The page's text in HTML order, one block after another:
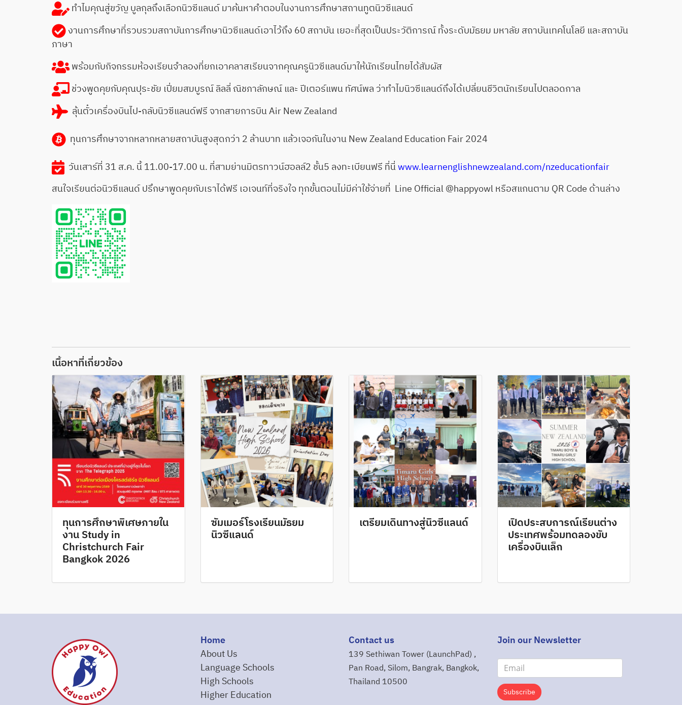
ทำไมคุณสู่ขวัญ บูลกุลถึงเลือกนิวซีแลนด์ มาค้นหาคำตอบในงานการศึกษาสถานทูตนิวซีแลนด์
งานการศึกษาที่รวบรวมสถาบันการศึกษานิวซีแลนด์เอาไว้ถึง 60 สถาบัน เยอะที่สุดเป็นประวัติการณ์ ทั้งระดับมัธยม มหาลัย สถาบันเทคโนโลยี และสถาบัน
ภาษา
พร้อมกับกิจกรรมห้องเรียนจำลองที่ยกเอาคลาสเรียนจากคุณครูนิวซีแลนด์มาให้นักเรียนไทยได้สัมผัส
ช่วงพูดคุยกับคุณปุระชัย เปี่ยมสมบูรณ์ ลิลลี่ ณิชภาลักษณ์ และ ปีเตอร์แพน ทัศน์พล ว่าทำไมนิวซีแลนด์ถึงได้เปลี่ยนชีวิตนักเรียนไปตลอดกาล
ลุ้นตั๋วเครื่องบินไป-กลับนิวซีแลนด์ฟรี จากสายการบิน Air New Zealand
ทุนการศึกษาจากหลากหลายสถาบันสูงสุดกว่า 2 ล้านบาท แล้วเจอกันในงาน New Zealand Education Fair 2024
วันเสาร์ที่ 31 ส.ค. นี้ 11.00-17.00 น. ที่สามย่านมิตรทาวน์ฮอลล์2 ชั้น5 ลงทะเบียนฟรี ที่นี่www.learnenglishnewzealand.com/nzeducationfair
สนใจเรียนต่อนิวซีแลนด์ ปรึกษาพูดคุยกับเราได้ฟรี เอเจนท์ที่จริงใจ ทุกขั้นตอนไม่มีค่าใช้จ่ายที่ Line Official@happyowlหรือสแกนตาม QR Code ด้านล่าง
เนื้อหาที่เกี่ยวข้อง
ทุนการศึกษาพิเศษภายใน
งาน Study in
Christchurch Fair
Bangkok 2026
ซัมเมอร์โรงเรียนมัธยม
นิวซีแลนด์
เตรียมเดินทางสู่นิวซีแลนด์ เปิดประสบการณ์เรียนต่าง
ประเทศพร้อมทดลองขับ
เครื่องบินเล็ก
Home
About Us
Language Schools
High Schools
Higher Education
Contact us
139 Sethiwan Tower (LaunchPad) ,
Pan Road, Silom, Bangrak, Bangkok,
Thailand 10500
Join our Newsletter
Subscribe